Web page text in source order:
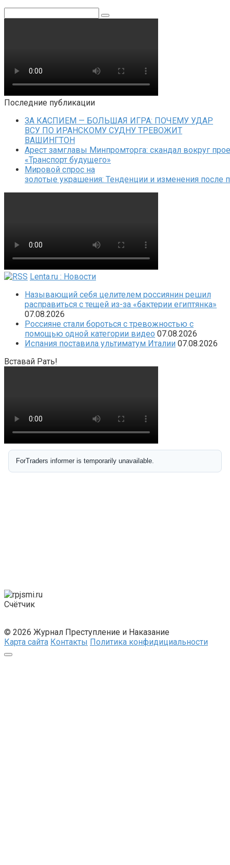
Последние публикации
ЗА КАСПИЕМ — БОЛЬШАЯ ИГРА: ПОЧЕМУ УДАР
ВСУ ПО ИРАНСКОМУ СУДНУ ТРЕВОЖИТ
ВАШИНГТОН
Арест замглавы Минпромторга: скандал вокруг
«Транспорт будущего»
Мировой спрос на
золотые украшения: Тенденции и изменения после
Lenta.ru : Новости
Называющий себя целителем россиянин решил
расправиться с тещей из-за «бактерии египтянка»
07.08.2026
Россияне стали бороться с тревожностью с
помощью одной категории видео 07.08.2026
Испания поставила ультиматум Италии 07.08.2026
Вставай Рать!
Счётчик
© 2026 Журнал Преступление и Наказание
Карта сайта Контакты Политика конфидициальности